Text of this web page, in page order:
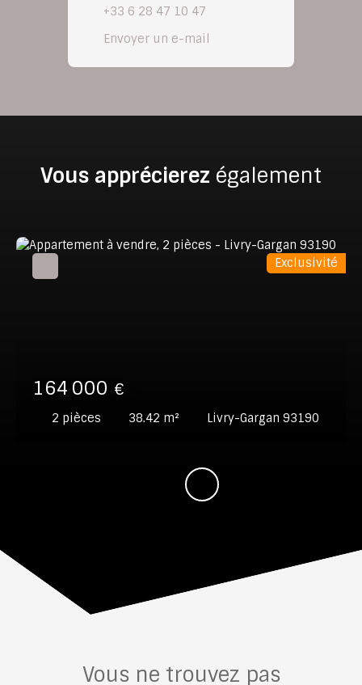
+33 6 28 47 10 47
Envoyer un e-mail
Vous apprécierez également
164 000 €
2 pièces 38.42 m² Livry-Gargan 93190
Exclusivité
Vous ne trouvez pas